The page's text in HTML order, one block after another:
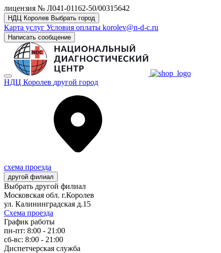
лицензия № Л041-01162-50/00315642
НДЦ Королев Выбрать город
Карта услуг Условия оплаты korolev@n-d-c.ru
Написать сообщение
НДЦ Королев другой город
схема проезда
другой филиал
Выбрать другой филиал
Московская обл. г.Королев
ул. Калининградская д.15
Схема проезда
График работы
пн-пт: 8:00 - 21:00
сб-вс: 8:00 - 21:00
Диспетчерская служба